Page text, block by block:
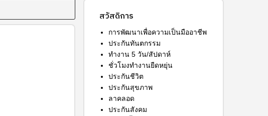
สวัสดิการ
การพัฒนาเพื่อความเป็นมืออาชีพ
ประกันทันตกรรม
ทำงาน 5 วัน/สัปดาห์
ชั่วโมงทำงานยืดหยุ่น
ประกันชีวิต
ประกันสุขภาพ
ลาคลอด
ประกันสังคม